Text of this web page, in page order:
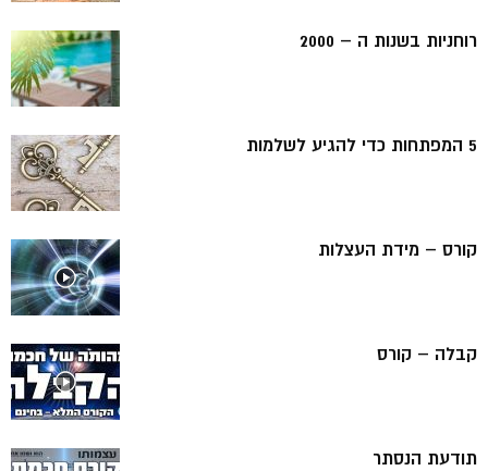
רוחניות בשנות ה – 2000
5 המפתחות כדי להגיע לשלמות
קורס – מידת העצלות
קבלה – קורס
תודעת הנסתר